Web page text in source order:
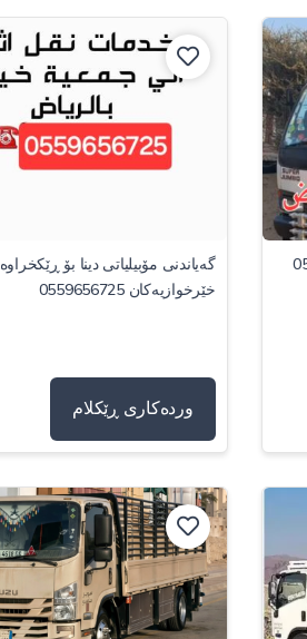
گەیاندنی مۆبیلیاتی دینا بۆ ڕێکخراوە
خێرخوازیەکان 0559656725
وردەکاری ڕێکلام